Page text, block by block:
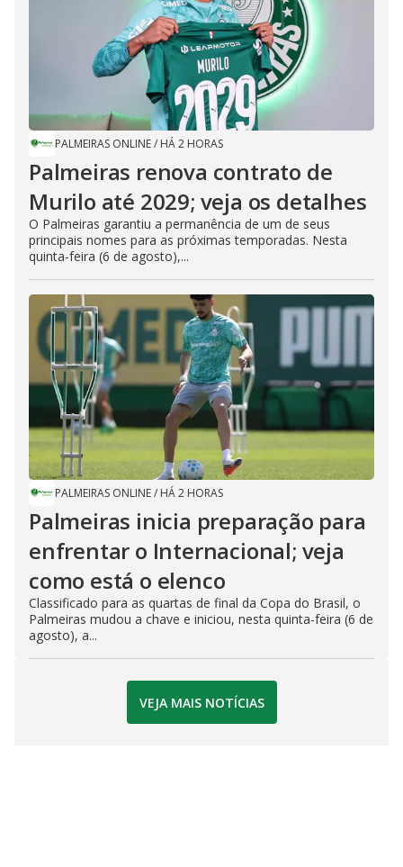
PALMEIRAS ONLINE/ HÁ 2 HORAS
Palmeiras renova contrato de
Murilo até 2029; veja os detalhes
O Palmeiras garantiu a permanência de um de seus
principais nomes para as próximas temporadas. Nesta
quinta-feira (6 de agosto),...
PALMEIRAS ONLINE/ HÁ 2 HORAS
Palmeiras inicia preparação para
enfrentar o Internacional; veja
como está o elenco
Classificado para as quartas de final da Copa do Brasil, o
Palmeiras mudou a chave e iniciou, nesta quinta-feira (6 de
agosto), a...
VEJA MAIS NOTÍCIAS